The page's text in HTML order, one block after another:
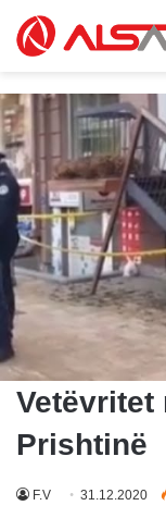
Vetëvritet
Prishtinë
F.V 31.12.2020